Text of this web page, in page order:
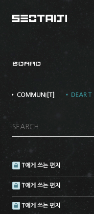
BOARD
• COMMUNI[T] • DEAR T
T에게 쓰는 편지
T에게 쓰는 편지
T에게 쓰는 편지